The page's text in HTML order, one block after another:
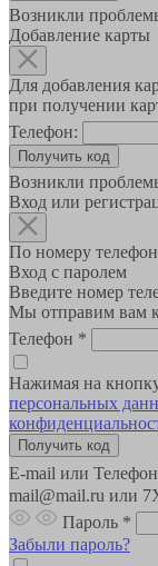
Возникли
Добавление карты
Для добавления
при получении
Телефон:
Возникли
Вход или
По номеру
Вход с паролем
Введите номер
Мы отправим вам
Телефон *
Нажимая на
персональных
E-mail или Телефон
mail@mail.ru или
Пароль *
Забыли пароль?